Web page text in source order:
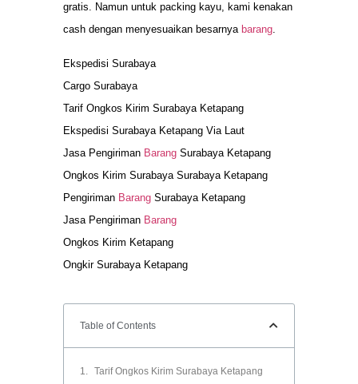
gratis. Namun untuk packing kayu, kami kenakan
cash dengan menyesuaikan besarnya barang.
Ekspedisi Surabaya
Cargo Surabaya
Tarif Ongkos Kirim Surabaya Ketapang
Ekspedisi Surabaya Ketapang Via Laut
Jasa Pengiriman Barang Surabaya Ketapang
Ongkos Kirim Surabaya Surabaya Ketapang
Pengiriman Barang Surabaya Ketapang
Jasa Pengiriman Barang
Ongkos Kirim Ketapang
Ongkir Surabaya Ketapang
Table of Contents
Tarif Ongkos Kirim Surabaya Ketapang